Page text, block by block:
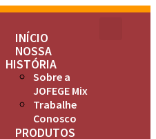
INÍCIO
NOSSA
HISTÓRIA
Sobre a
JOFEGE Mix
Trabalhe
Conosco
PRODUTOS